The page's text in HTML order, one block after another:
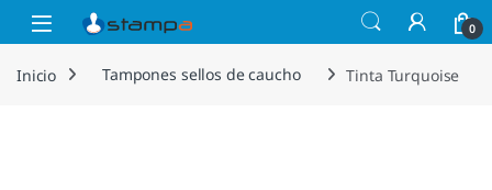
Saltar a la navegación
Saltar al contenido
Open 0
Inicio Tampones sellos de caucho Tinta Turquoise